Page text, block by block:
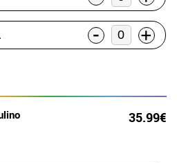
- +
35.99€